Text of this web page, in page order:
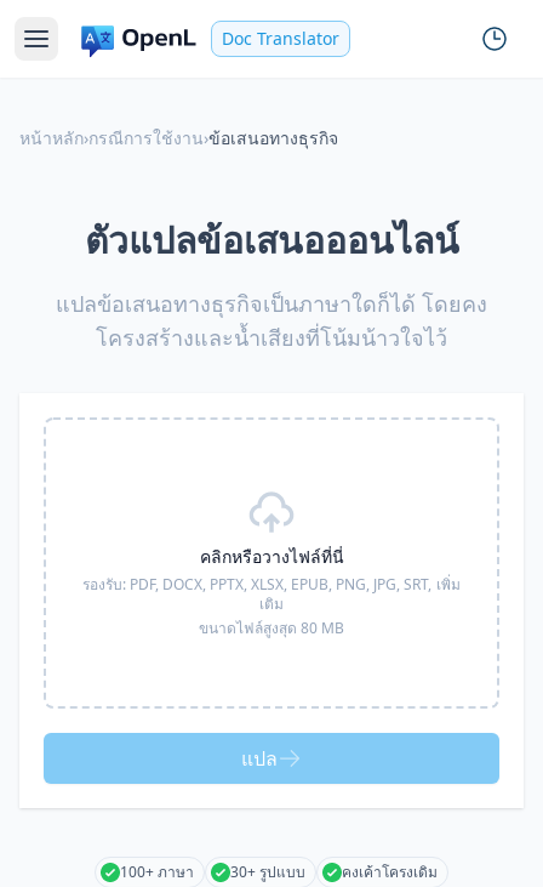
Doc Translator
หน้าหลัก›กรณีการใช้งาน›ข้อเสนอทางธุรกิจ
ตัวแปลข้อเสนอออนไลน์
แปลข้อเสนอทางธุรกิจเป็นภาษาใดก็ได้ โดยคง
โครงสร้างและน้ำเสียงที่โน้มน้าวใจไว้
คลิกหรือวางไฟล์ที่นี่
รองรับ: PDF, DOCX, PPTX, XLSX, EPUB, PNG, JPG, SRT, เพิ่ม
เติม
ขนาดไฟล์สูงสุด 80 MB
แปล
100+ ภาษา 30+ รูปแบบ
คงเค้าโครงเดิม